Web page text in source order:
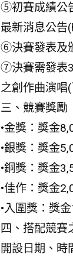
⑤初賽成績公
最新消息公告
⑥決賽發表及
⑦決賽需發表
之創作曲演唱
三、競賽獎勵
•金獎：獎金
•銀獎：獎金
•銅獎：獎金
•佳作：獎金
•入圍獎：獎
四、搭配競賽
開設日期、時